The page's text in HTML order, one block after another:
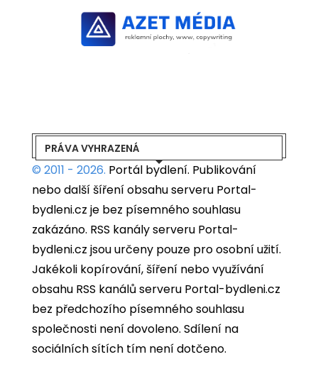
PRÁVA VYHRAZENÁ
© 2011 - 2026. Portál bydlení. Publikování
nebo další šíření obsahu serveru Portal-
bydleni.cz je bez písemného souhlasu
zakázáno. RSS kanály serveru Portal-
bydleni.cz jsou určeny pouze pro osobní užití.
Jakékoli kopírování, šíření nebo využívání
obsahu RSS kanálů serveru Portal-bydleni.cz
bez předchozího písemného souhlasu
společnosti není dovoleno. Sdílení na
sociálních sítích tím není dotčeno.